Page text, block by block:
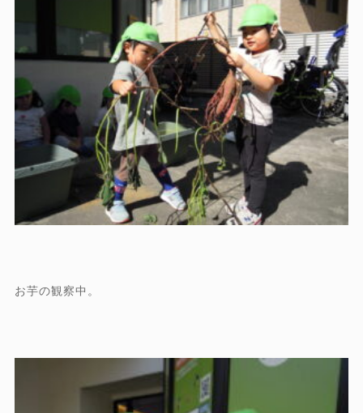
お芋の観察中。